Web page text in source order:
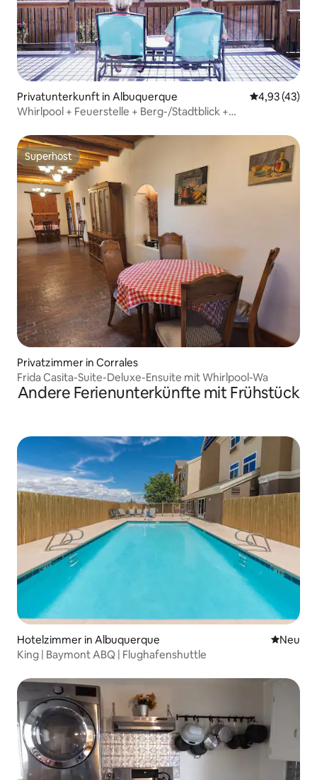
Privatunterkunft in Albuquerque
4,93 (43)
Whirlpool + Feuerstelle + Berg-/Stadtblick +
Superhost
Superhost
Privatzimmer in Corrales
Frida Casita-Suite-Deluxe-Ensuite mit Whirlpool-Wa
Andere Ferienunterkünfte mit Frühstück
Hotelzimmer in Albuquerque Neue
Neu
King | Baymont ABQ | Flughafenshuttle